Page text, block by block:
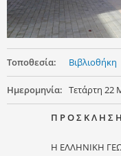
Τοποθεσία: Βιβλιοθήκη
Ημερομηνία: Τετάρτη 22
Π Ρ Ο Σ Κ Λ Η Σ Η
Η ΕΛΛΗΝΙΚΗ